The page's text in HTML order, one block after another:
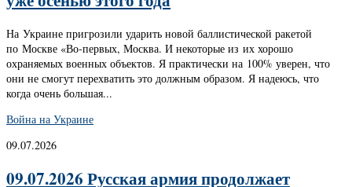
На Украине пригрозили ударить новой баллистической ракетой
по Москве «Во-первых, Москва. И некоторые из их хорошо
охраняемых военных объектов. Я практически на 100% уверен, что
они не смогут перехватить это должным образом. Я надеюсь, что
когда очень большая...
Война на Украине
09.07.2026
09.07.2026 Русская армия продолжает